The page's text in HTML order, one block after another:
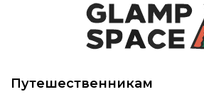
Путешественникам